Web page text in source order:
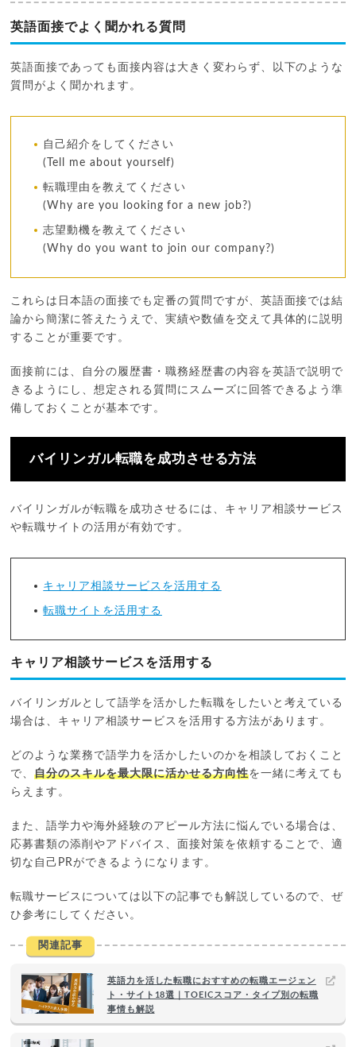
英語面接でよく聞かれる質問
英語面接であっても面接内容は大きく変わらず、以下のような
質問がよく聞かれます。
自己紹介をしてください
(Tell me about yourself)
転職理由を教えてください
(Why are you looking for a new job?)
志望動機を教えてください
(Why do you want to join our company?)
これらは日本語の面接でも定番の質問ですが、英語面接では結
論から簡潔に答えたうえで、実績や数値を交えて具体的に説明
することが重要です。
面接前には、自分の履歴書・職務経歴書の内容を英語で説明で
きるようにし、想定される質問にスムーズに回答できるよう準
備しておくことが基本です。
バイリンガル転職を成功させる方法
バイリンガルが転職を成功させるには、キャリア相談サービス
や転職サイトの活用が有効です。
キャリア相談サービスを活用する
転職サイトを活用する
キャリア相談サービスを活用する
バイリンガルとして語学を活かした転職をしたいと考えている
場合は、キャリア相談サービスを活用する方法があります。
どのような業務で語学力を活かしたいのかを相談しておくこと
で、自分のスキルを最大限に活かせる方向性を一緒に考えても
らえます。
また、語学力や海外経験のアピール方法に悩んでいる場合は、
応募書類の添削やアドバイス、面接対策を依頼することで、適
切な自己PRができるようになります。
転職サービスについては以下の記事でも解説しているので、ぜ
ひ参考にしてください。
関連記事
英語力を活した転職におすすめの転職エージェン
ト・サイト18選｜TOEICスコア・タイプ別の転職
事情も解説